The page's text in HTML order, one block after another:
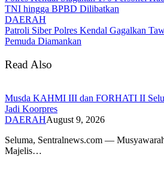
TNI hingga BPBD Dilibatkan
DAERAH
Patroli Siber Polres Kendal Gagalkan
Pemuda Diamankan
Read Also
Musda KAHMI III dan FORHATI II
Jadi Koorpres
DAERAHAugust 9, 2026
Seluma, Sentralnews.com —
Majelis…